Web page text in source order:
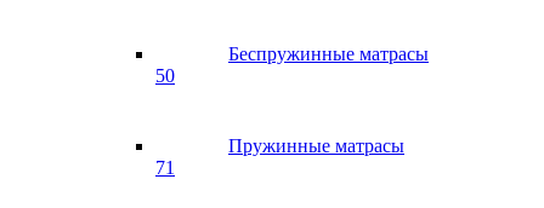
Беспружинные матрасы
50
Пружинные матрасы
71